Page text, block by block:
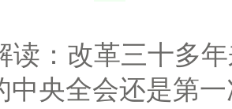
：改革三十多年
中央全会还是第